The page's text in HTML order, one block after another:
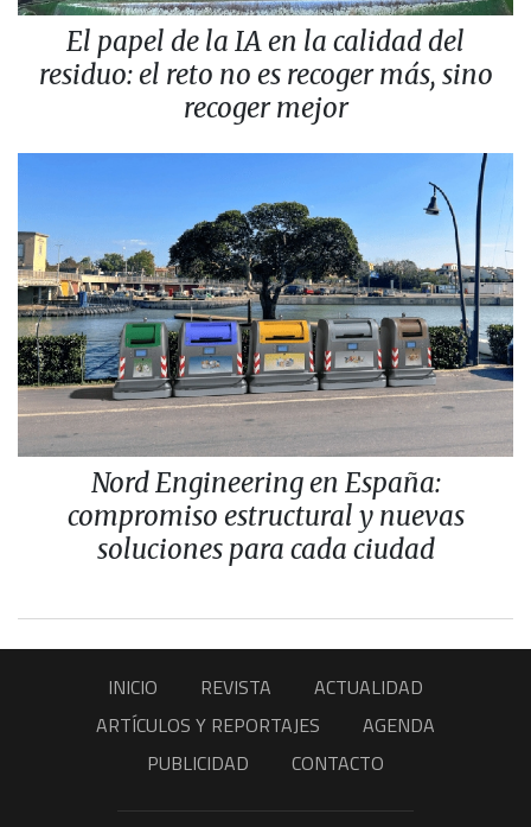
El papel de la IA en la calidad del
residuo: el reto no es recoger más, sino
recoger mejor
Nord Engineering en España:
compromiso estructural y nuevas
soluciones para cada ciudad
INICIO REVISTA
ACTUALIDAD
ARTÍCULOS Y REPORTAJES
AGENDA
PUBLICIDAD
CONTACTO